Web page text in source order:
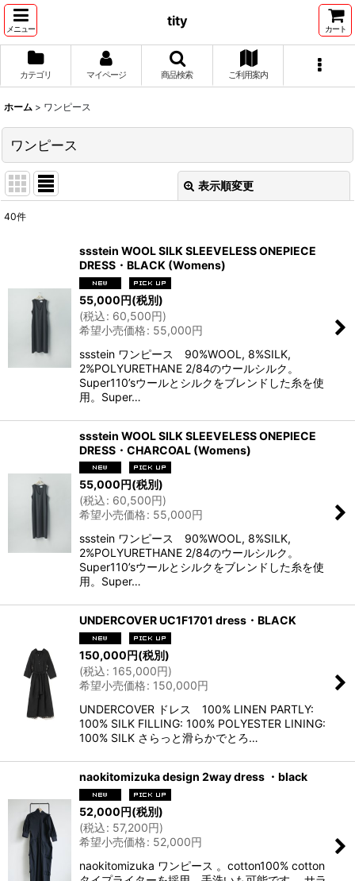
メニュー
tity
カート
カテゴリ マイページ 商品検索 ご利用案内
ホーム > ワンピース
ワンピース
表示順変更
絞り込む
40件
ssstein WOOL SILK SLEEVELESS ONEPIECE
DRESS・BLACK (Womens)
55,000円(税別)
(税込: 60,500円)
希望小売価格: 55,000円
ssstein ワンピース 90%WOOL, 8%SILK,
2%POLYURETHANE 2/84のウールシルク。
Super110’sウールとシルクをブレンドした糸を使
用。Super…
ssstein WOOL SILK SLEEVELESS ONEPIECE
DRESS・CHARCOAL (Womens)
55,000円(税別)
(税込: 60,500円)
希望小売価格: 55,000円
ssstein ワンピース 90%WOOL, 8%SILK,
2%POLYURETHANE 2/84のウールシルク。
Super110’sウールとシルクをブレンドした糸を使
用。Super…
UNDERCOVER UC1F1701 dress・BLACK
150,000円(税別)
(税込: 165,000円)
希望小売価格: 150,000円
UNDERCOVER ドレス 100% LINEN PARTLY:
100% SILK FILLING: 100% POLYESTER LINING:
100% SILK さらっと滑らかでとろ…
naokitomizuka design 2way dress ・black
52,000円(税別)
(税込: 57,200円)
希望小売価格: 52,000円
naokitomizuka ワンピース 。cotton100% cotton